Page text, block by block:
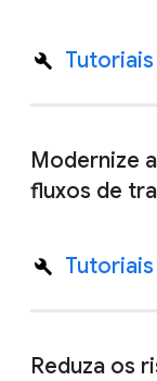
Tutoriais
Modernize
fluxos de
Tutoriais
Reduza os